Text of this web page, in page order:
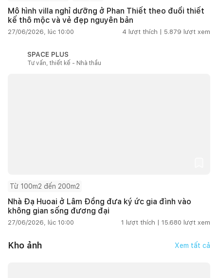
Mô hình villa nghỉ dưỡng ở Phan Thiết theo đuổi thiết
kế thô mộc và vẻ đẹp nguyên bản
27/06/2026, lúc 10:00 4 lượt thích | 5.879 lượt xem
SPACE PLUS
Tư vấn, thiết kế - Nhà thầu
Từ 100m2 đến 200m2
Nhà Đạ Huoai ở Lâm Đồng đưa ký ức gia đình vào
không gian sống đương đại
27/06/2026, lúc 10:00 1 lượt thích | 15.680 lượt xem
Kho ảnh Xem tất cả